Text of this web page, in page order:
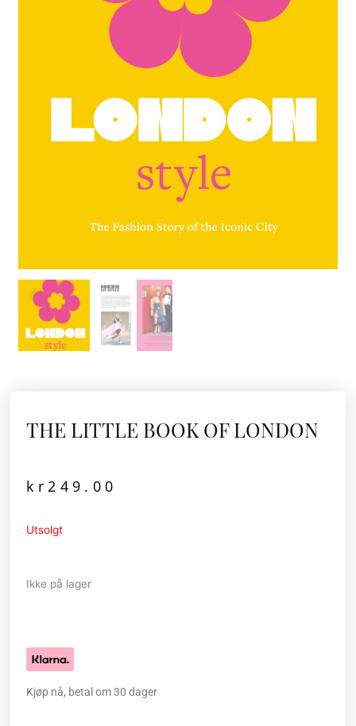
THE LITTLE BOOK OF LONDON
kr249.00
Utsolgt
Ikke på lager
Kjøp nå, betal om 30 dager